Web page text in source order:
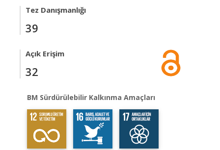
Tez Danışmanlığı
39
Açık Erişim
32
BM Sürdürülebilir Kalkınma Amaçları